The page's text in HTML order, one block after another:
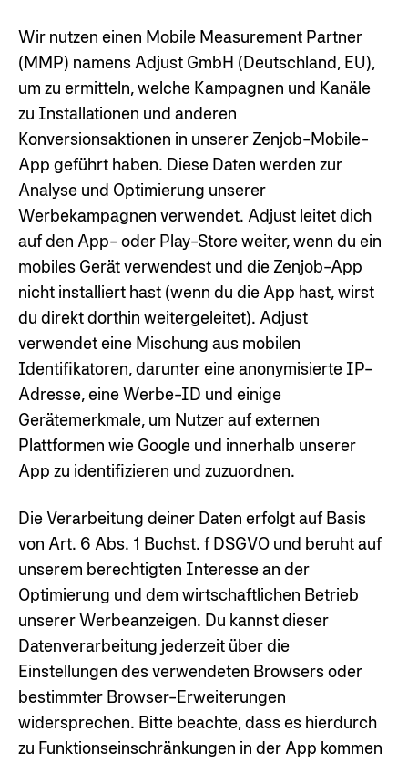
Wir nutzen einen Mobile Measurement Partner
(MMP) namens Adjust GmbH (Deutschland, EU),
um zu ermitteln, welche Kampagnen und Kanäle
zu Installationen und anderen
Konversionsaktionen in unserer Zenjob-Mobile-
App geführt haben. Diese Daten werden zur
Analyse und Optimierung unserer
Werbekampagnen verwendet. Adjust leitet dich
auf den App- oder Play-Store weiter, wenn du ein
mobiles Gerät verwendest und die Zenjob-App
nicht installiert hast (wenn du die App hast, wirst
du direkt dorthin weitergeleitet). Adjust
verwendet eine Mischung aus mobilen
Identifikatoren, darunter eine anonymisierte IP-
Adresse, eine Werbe-ID und einige
Gerätemerkmale, um Nutzer auf externen
Plattformen wie Google und innerhalb unserer
App zu identifizieren und zuzuordnen.
Die Verarbeitung deiner Daten erfolgt auf Basis
von Art. 6 Abs. 1 Buchst. f DSGVO und beruht auf
unserem berechtigten Interesse an der
Optimierung und dem wirtschaftlichen Betrieb
unserer Werbeanzeigen. Du kannst dieser
Datenverarbeitung jederzeit über die
Einstellungen des verwendeten Browsers oder
bestimmter Browser-Erweiterungen
widersprechen. Bitte beachte, dass es hierdurch
zu Funktionseinschränkungen in der App kommen